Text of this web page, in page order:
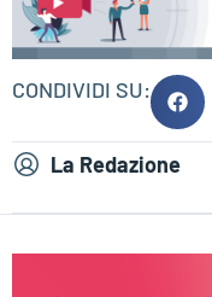
CONDIVIDI SU:
La Redazione